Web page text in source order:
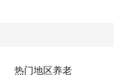
热门地区养老